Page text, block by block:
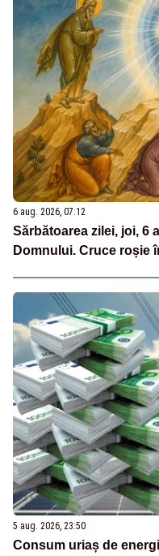
6 aug. 2026, 07:12
Sărbătoarea zilei, joi, 6
Domnului. Cruce roșie
5 aug. 2026, 23:50
Consum uriaș de